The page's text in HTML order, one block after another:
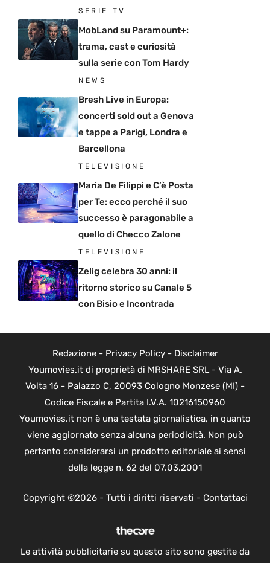
SERIE TV
MobLand su Paramount+:
trama, cast e curiosità
sulla serie con Tom Hardy
NEWS
Bresh Live in Europa:
concerti sold out a Genova
e tappe a Parigi, Londra e
Barcellona
TELEVISIONE
Maria De Filippi e C’è Posta
per Te: ecco perché il suo
successo è paragonabile a
quello di Checco Zalone
TELEVISIONE
Zelig celebra 30 anni: il
ritorno storico su Canale 5
con Bisio e Incontrada
Redazione- Privacy Policy- Disclaimer
Youmovies.it di proprietà di MRSHARE SRL - Via A.
Volta 16 - Palazzo C, 20093 Cologno Monzese (MI) -
Codice Fiscale e Partita I.V.A. 10216150960
Youmovies.it non è una testata giornalistica, in quanto
viene aggiornato senza alcuna periodicità. Non può
pertanto considerarsi un prodotto editoriale ai sensi
della legge n. 62 del 07.03.2001
Copyright ©2026 - Tutti i diritti riservati - Contattaci
Le attività pubblicitarie su questo sito sono gestite da